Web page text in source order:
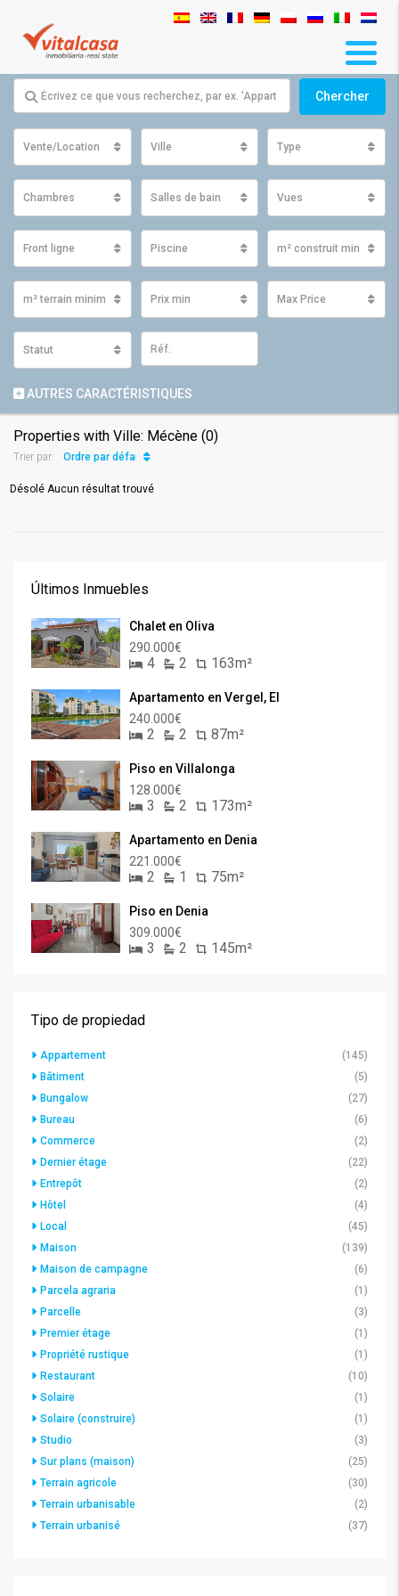
Chercher
Vente/Location Ville Type
Chambres Salles de bain Vues
Front ligne Piscine m² construit minimum
m² terrain minimum Prix ​​min Max Price
Statut
AUTRES CARACTÉRISTIQUES
Properties with Ville: Mécène (0)
Trier par: Ordre par défaut
Désolé Aucun résultat trouvé
Últimos Inmuebles
Chalet en Oliva
290.000€
4 2 163m²
Apartamento en Vergel, El
240.000€
2 2 87m²
Piso en Villalonga
128.000€
3 2 173m²
Apartamento en Denia
221.000€
2 1 75m²
Piso en Denia
309.000€
3 2 145m²
Tipo de propiedad
Appartement
(145)
Bâtiment
(5)
Bungalow
(27)
Bureau
(6)
Commerce
(2)
Dernier étage
(22)
Entrepôt
(2)
Hôtel
(4)
Local
(45)
Maison
(139)
Maison de campagne
(6)
Parcela agraria
(1)
Parcelle
(3)
Premier étage
(1)
Propriété rustique
(1)
Restaurant
(10)
Solaire
(1)
Solaire (construire)
(1)
Studio
(3)
Sur plans (maison)
(25)
Terrain agricole
(30)
Terrain urbanisable
(2)
Terrain urbanisé
(37)